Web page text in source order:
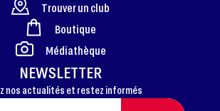
FOOTER
NEWSLETTER
nos actualités et restez informés
Trouver un club
Boutique
Médiathèque